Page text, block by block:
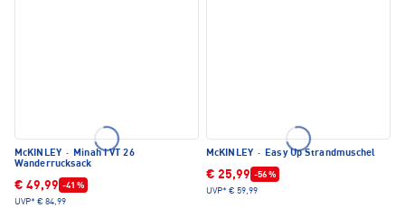
McKINLEY · Minah I VT 26
Wanderrucksack
€ 49,99 -41 %
UVP* € 84,99
McKINLEY · Easy Up Strandmuschel
€ 25,99 -56 %
UVP* € 59,99